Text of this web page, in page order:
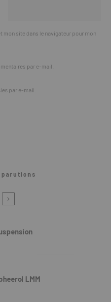
mon site dans le navigateur pour mon
par e-mail.
par e-mail.
parutions
LMM